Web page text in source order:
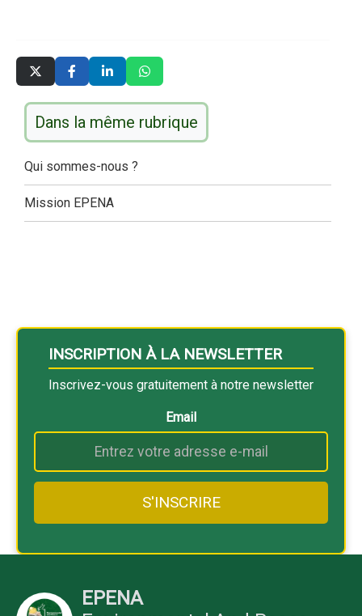
Dans la même rubrique
Qui sommes-nous ?
Mission EPENA
INSCRIPTION À LA NEWSLETTER
Inscrivez-vous gratuitement à notre newsletter
Email
EPENA